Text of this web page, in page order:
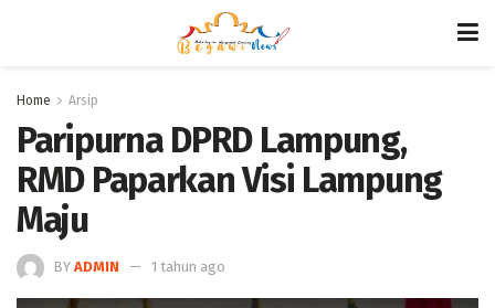
Home Arsip
Paripurna DPRD Lampung,
RMD Paparkan Visi Lampung
Maju
BY ADMIN 1 tahun ago